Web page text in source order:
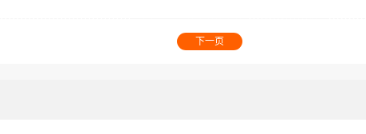
下一页